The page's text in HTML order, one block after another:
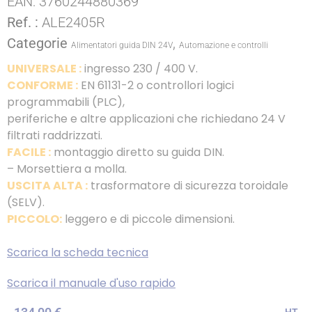
Ref. : ALE2405R
Categorie Alimentatori guida DIN 24V, Automazione e controlli
UNIVERSALE :ingresso 230 / 400 V.
CONFORME : EN 61131-2 o controllori logici
programmabili (PLC),
periferiche e altre applicazioni che richiedano 24 V
filtrati raddrizzati.
FACILE : montaggio diretto su guida DIN.
– Morsettiera a molla.
USCITA ALTA : trasformatore di sicurezza toroidale
(SELV).
PICCOLO: leggero e di piccole dimensioni.
Scarica la scheda tecnica
Scarica il manuale d'uso rapido